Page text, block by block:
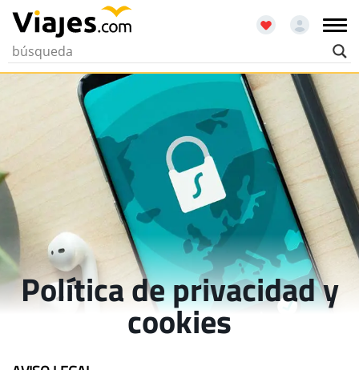
Política de privacidad y
cookies